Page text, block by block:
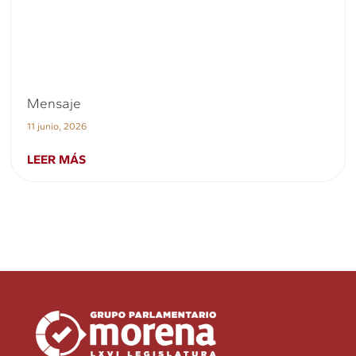
Mensaje
11 junio, 2026
LEER MÁS